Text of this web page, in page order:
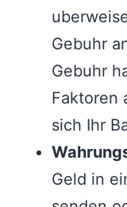
Gebuhr
Gebuhr
Faktoren
sich Ihr
Geld in